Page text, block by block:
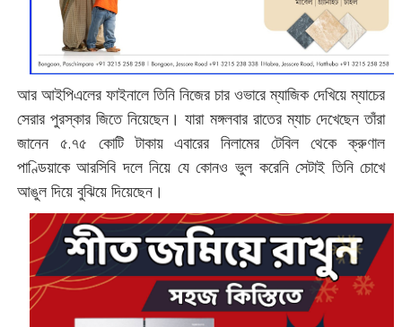
আর আইপিএলের ফাইনালে তিনি নিজের চার ওভারে ম্যাজিক দেখিয়ে ম্যাচের
সেরার পুরস্কার জিতে নিয়েছেন। যারা মঙ্গলবার রাতের ম্যাচ দেখেছেন তাঁরা
জানেন ৫.৭৫ কোটি টাকায় এবারের নিলামের টেবিল থেকে ক্রুণাল
পাণ্ডিয়াকে আরসিবি দলে নিয়ে যে কোনও ভুল করেনি সেটাই তিনি চোখে
আঙুল দিয়ে বুঝিয়ে দিয়েছেন।